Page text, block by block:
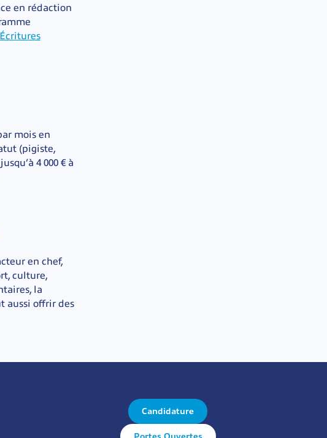
en rédaction
mois en
(pigiste,
4 000 € à
en chef,
culture,
la
aussi offrir des
Candidature